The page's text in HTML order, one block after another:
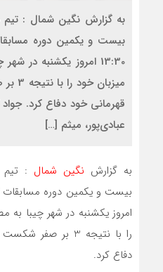
به گزارش نگین شمال : تیم
بیست و یکمین دوره
13:30 امروز یکشنبه
قهرمانی خود دفاع کرد.
عبادی‌پور، میثم […]
به گزارش نگین شمال : تیم
امروز یکشنبه در شهر چیبا
را با نتیجه 3 بر
دفاع کرد.